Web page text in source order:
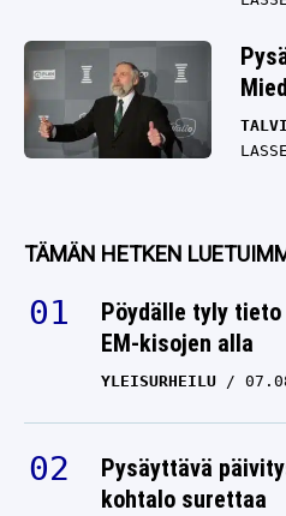
TÄMÄN HETKEN
Pöydälle tyly
EM-kisojen alla
YLEISURHEILU
Pysäyttävä
kohtalo surettaa